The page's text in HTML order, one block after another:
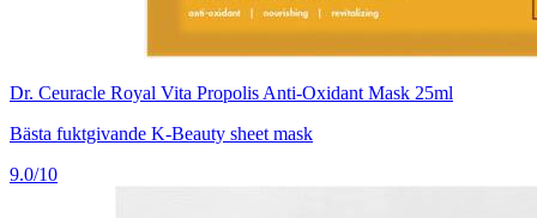
Dr. Ceuracle Royal Vita Propolis Anti-Oxidant Mask 25ml
Bästa fuktgivande K-Beauty sheet mask
9.0/10